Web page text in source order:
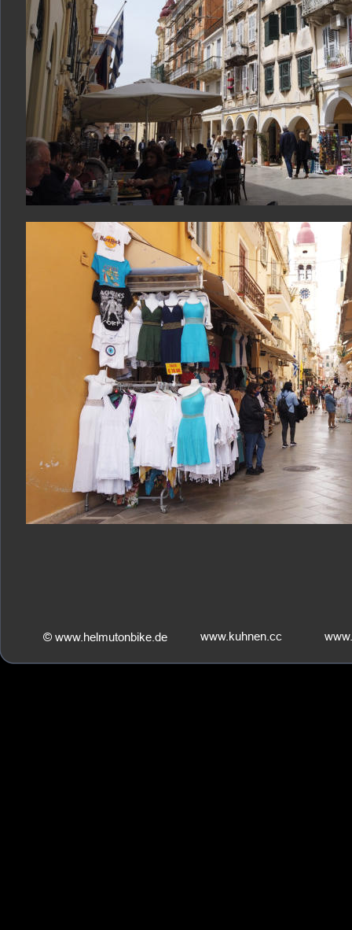
© www.helmutonbike.de www.kuhnen.cc